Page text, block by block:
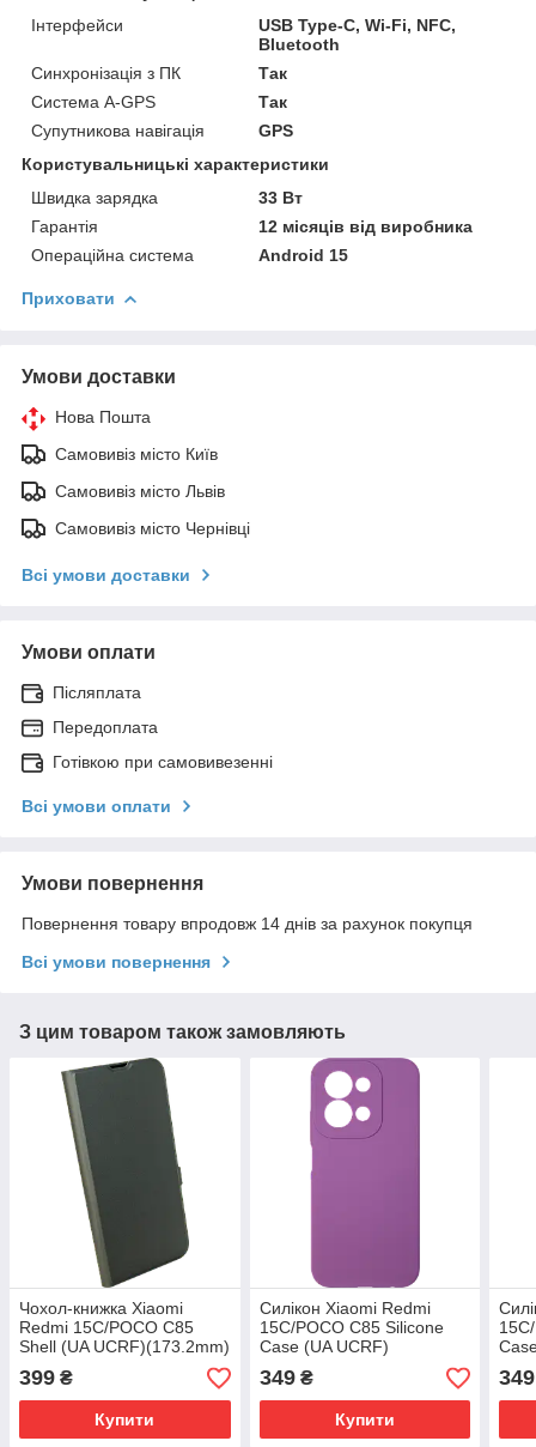
Інтерфейси
USB Type-C, Wi-Fi, NFC,
Bluetooth
Синхронізація з ПК
Так
Система A-GPS
Так
Супутникова навігація
GPS
Користувальницькі характеристики
Швидка зарядка
33 Вт
Гарантія
12 місяців від виробника
Операційна система
Android 15
Приховати
Умови доставки
Нова Пошта
Самовивіз місто Київ
Самовивіз місто Львів
Самовивіз місто Чернівці
Всі умови доставки
Умови оплати
Післяплата
Передоплата
Готівкою при самовивезенні
Всі умови оплати
Умови повернення
Повернення товару впродовж 14 днів за рахунок покупця
Всі умови повернення
З цим товаром також замовляють
Чохол-книжка Xiaomi
Redmi 15C/POCO C85
Shell (UA UCRF)(173.2mm)
399 ₴
Купити
Силікон Xiaomi Redmi
15C/POCO C85 Silicone
Case (UA UCRF)
349₴
Купити
349